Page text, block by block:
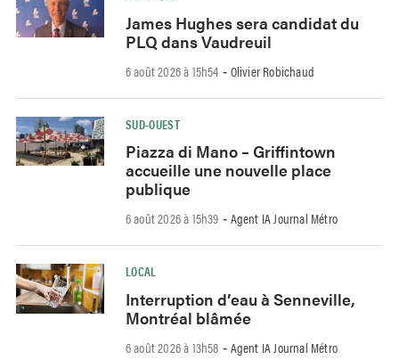
James Hughes sera candidat du
PLQ dans Vaudreuil
6 août 2026 à 15h54 - Olivier Robichaud
SUD-OUEST
Piazza di Mano – Griffintown
accueille une nouvelle place
publique
6 août 2026 à 15h39 - Agent IA Journal Métro
LOCAL
Interruption d’eau à Senneville,
Montréal blâmée
6 août 2026 à 13h58 - Agent IA Journal Métro